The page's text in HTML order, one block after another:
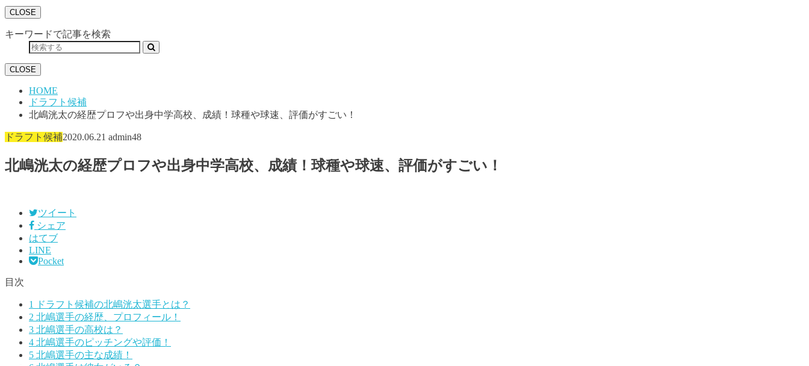
CLOSE
キーワードで記事を検索
CLOSE
HOME
ドラフト候補
北嶋洸太の経歴プロフや出身中学高校、成績！球種や球速、評価がすごい！
ドラフト候補2020.06.21 admin48
北嶋洸太の経歴プロフや出身中学高校、成績！球種や球速、評価がすごい！
ツイート
シェア
はてブ
LINE
Pocket
目次
1 ドラフト候補の北嶋洸太選手とは？
2 北嶋選手の経歴、プロフィール！
3 北嶋選手の高校は？
4 北嶋選手のピッチングや評価！
5 北嶋選手の主な成績！